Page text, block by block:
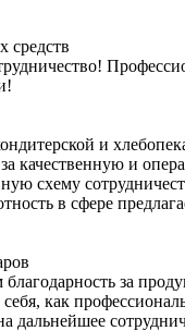
средств
и
и
схему
в сфере
за
как
дальнейшее